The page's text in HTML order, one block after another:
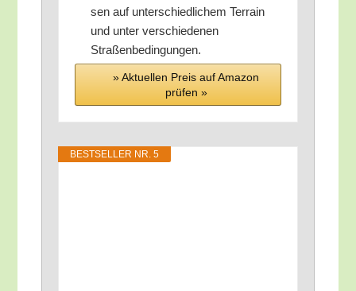
sen auf unter­schied­li­chem Ter­rain
und unter ver­schie­de­nen
Straßenbedingungen.
» Aktu­el­len Preis auf Ama­zon
prü­fen »
BEST­SEL­LER NR. 5